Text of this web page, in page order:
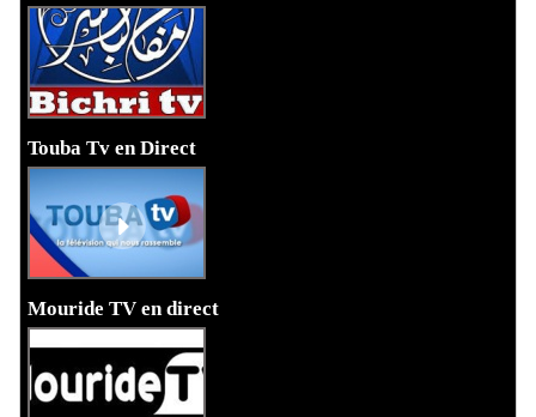
Touba Tv en Direct
Mouride TV en direct